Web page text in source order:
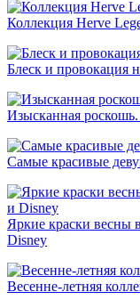
Коллекция Herve
Блеск и провокация
Изысканная
Самые красивые
Яркие краски
Disney
Весенне-летняя